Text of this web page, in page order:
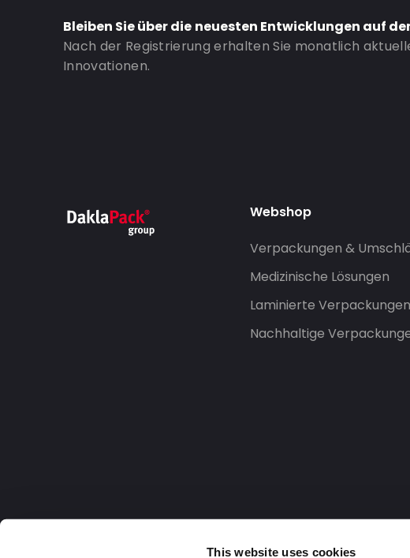
This website uses cookies
Bleiben Sie über die neuesten Entwicklungen auf
Nach der Registrierung erhalten Sie monatlich
Innovationen.
Webshop
Verpackungen &
Medizinische Lösungen
Laminierte Verpackungen
Nachhaltige